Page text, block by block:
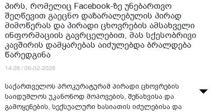
პირს, რომელიც Facebook-ზე უნებართვო
შეღწევით გაეცნო დაზარალებულის პირად
მიმოწერას და პირადი ცხოვრების ამსახველი
ინფორმაციის გავრცელებით, მას სქესობრივი
კავშირის დამყარებას აიძულებდა ბრალდება
წარედგინა
14:28 / 08-02-2026
საქართველოს პროკურატურამ პირადი ცხოვრების
საიდუმლოს უკანონოდ მოპოვების, შენახვისა და
გამოყენების, სექსუალური ხასიათის იძულებისა და